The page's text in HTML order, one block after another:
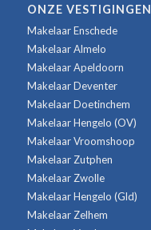
ONZE VESTIGINGEN
Makelaar Enschede
Makelaar Almelo
Makelaar Apeldoorn
Makelaar Deventer
Makelaar Doetinchem
Makelaar Hengelo (OV)
Makelaar Vroomshoop
Makelaar Zutphen
Makelaar Zwolle
Makelaar Hengelo (Gld)
Makelaar Zelhem